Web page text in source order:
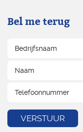
Bel me terug